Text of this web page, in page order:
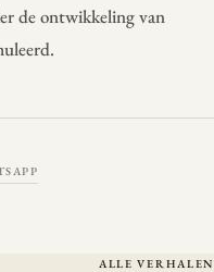
de ontwikkeling van
ALLE VERHALEN